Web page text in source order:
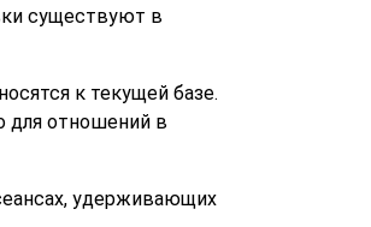
существуют в
к текущей базе.
для отношений в
удерживающих